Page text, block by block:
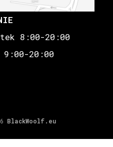
8:00-20:00
20:00
BlackWoolf.eu